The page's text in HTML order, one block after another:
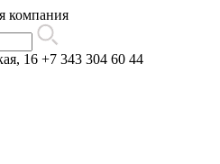
компания
16 +7 343 304 60 44